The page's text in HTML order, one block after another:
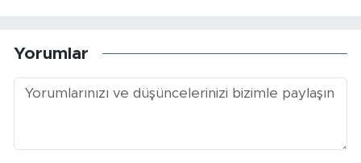
Yorumlar